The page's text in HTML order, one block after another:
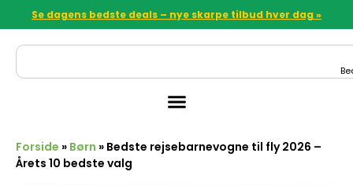
Se dagens bedste deals – nye skarpe tilbud hver dag »
Forside » Børn » Bedste rejsebarnevogne til fly 2026 –
Årets 10 bedste valg